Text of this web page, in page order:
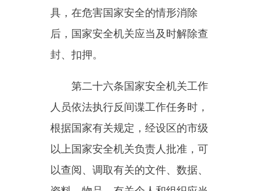
传唤。
除无法通知或者可能妨碍调查
的情形以外，国家安全机关应当及
通知被传唤人家属。
第二十八条国家安全机关调查
安全机关负责人批准，可以依法对